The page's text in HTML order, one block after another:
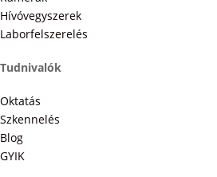
Hívóvegyszerek
Laborfelszerelés
Tudnivalók
Oktatás
Szkennelés
Blog
GYIK